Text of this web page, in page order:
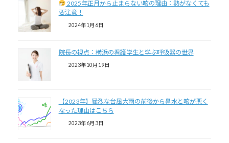
2025年正月から止まらない咳の理由：熱がなくても
要注意！
2024年1月6日
院長の視点：横浜の看護学生と学ぶ呼吸器の世界
2023年10月19日
【2023年】猛烈な台風大雨の前後から鼻水と咳が悪く
なった理由はこちら
2023年6月3日